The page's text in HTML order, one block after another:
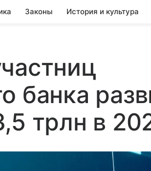
Законы История и культура
банка
трлн в